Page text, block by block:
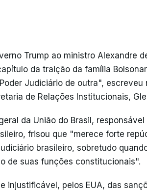
Trump ao ministro Alexandre
da traição da família
Judiciário de outra", escreveu
de Relações Institucionais,
da União do Brasil,
frisou que "merece forte
brasileiro, sobretudo
de suas funções constitucionais".
injustificável, pelos EUA, das